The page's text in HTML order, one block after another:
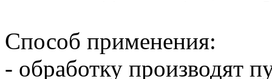
Способ применения:
- обработку производят